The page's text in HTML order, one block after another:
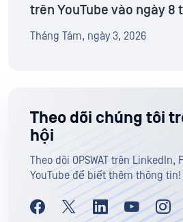
trên YouTube vào ngày 8
Tháng Tám, ngày 3, 2026
Theo dõi chúng tôi
hội
Theo dõi OPSWAT trên LinkedIn,
YouTube để biết thêm thông tin!